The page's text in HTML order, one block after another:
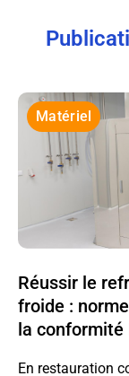
Matériel
Réussir le
froide :
la conformité
En restauration